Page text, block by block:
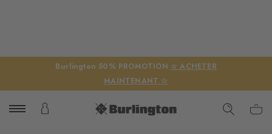
Burlington 50% PROMOTION ☆ ACHETER
MAINTENANT ☆